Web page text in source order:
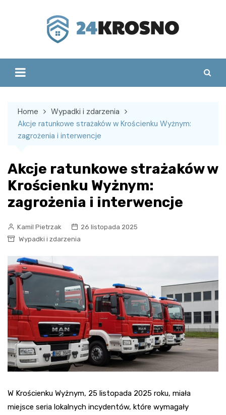
Home
Wypadki i zdarzenia
Akcje ratunkowe strażaków w Krościenku Wyżnym:
zagrożenia i interwencje
Akcje ratunkowe strażaków w
Krościenku Wyżnym:
zagrożenia i interwencje
Kamil Pietrzak
26 listopada 2025
Wypadki i zdarzenia
W Krościenku Wyżnym, 25 listopada 2025 roku, miała
miejsce seria lokalnych incydentów, które wymagały